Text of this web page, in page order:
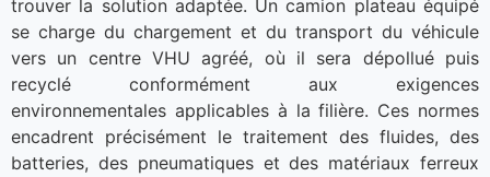
trouver la solution adaptée. Un camion plateau équipé
se charge du chargement et du transport du véhicule
vers un centre VHU agréé, où il sera dépollué puis
recyclé conformément aux exigences
environnementales applicables à la filière. Ces normes
encadrent précisément le traitement des fluides, des
batteries, des pneumatiques et des matériaux ferreux